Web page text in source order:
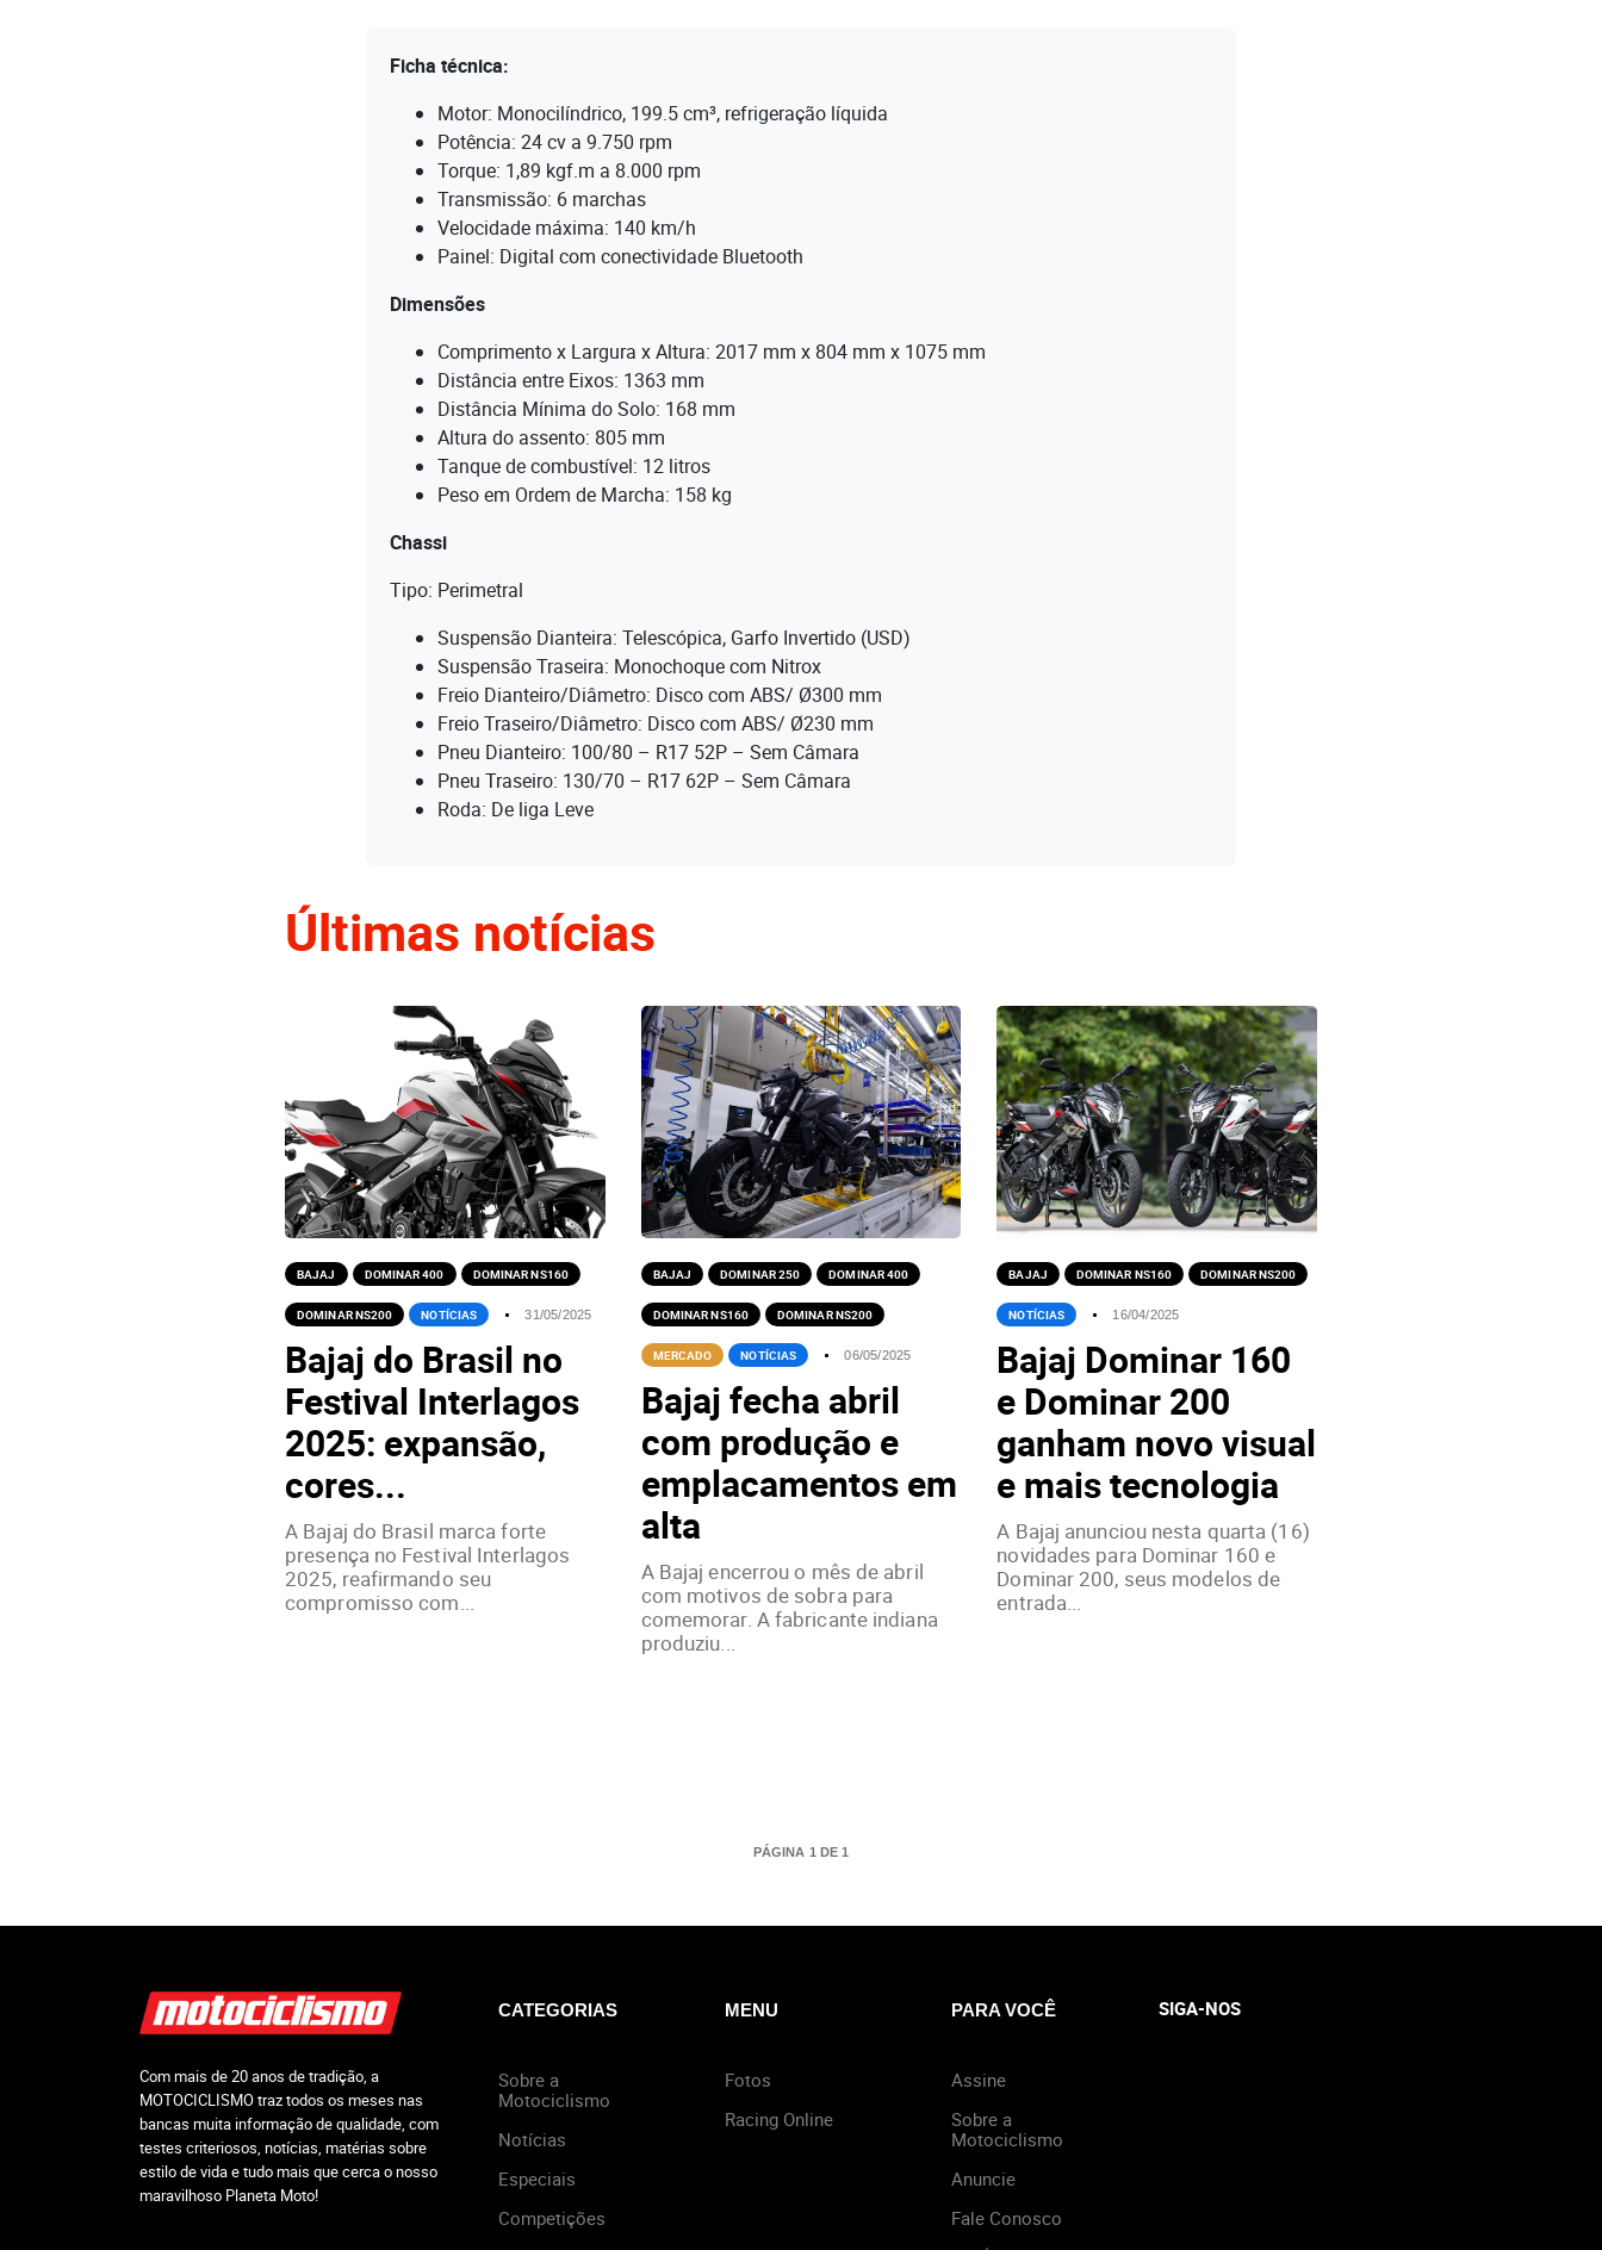
Ficha técnica:
Motor: Monocilíndrico, 199.5 cm³, refrigeração líquida
Potência: 24 cv a 9.750 rpm
Torque: 1,89 kgf.m a 8.000 rpm
Transmissão: 6 marchas
Velocidade máxima: 140 km/h
Painel: Digital com conectividade Bluetooth
Dimensões
Comprimento x Largura x Altura: 2017 mm x 804 mm x 1075 mm
Distância entre Eixos: 1363 mm
Distância Mínima do Solo: 168 mm
Altura do assento: 805 mm
Tanque de combustível: 12 litros
Peso em Ordem de Marcha: 158 kg
Chassi
Tipo: Perimetral
Suspensão Dianteira: Telescópica, Garfo Invertido (USD)
Suspensão Traseira: Monochoque com Nitrox
Freio Dianteiro/Diâmetro: Disco com ABS/ Ø300 mm
Freio Traseiro/Diâmetro: Disco com ABS/ Ø230 mm
Pneu Dianteiro: 100/80 – R17 52P – Sem Câmara
Pneu Traseiro: 130/70 – R17 62P – Sem Câmara
Roda: De liga Leve
Últimas notícias
BAJAJ DOMINAR 400 DOMINAR NS160
DOMINAR NS200 NOTÍCIAS 31/05/2025
Bajaj do Brasil no
Festival Interlagos
2025: expansão,
cores...
A Bajaj do Brasil marca forte
presença no Festival Interlagos
2025, reafirmando seu
compromisso com...
BAJAJ DOMINAR 250 DOMINAR 400
DOMINAR NS160 DOMINAR NS200
MERCADO NOTÍCIAS 06/05/2025
Bajaj fecha abril
com produção e
emplacamentos em
alta
A Bajaj encerrou o mês de abril
com motivos de sobra para
comemorar. A fabricante indiana
produziu...
BAJAJ DOMINAR NS160 DOMINAR NS200
NOTÍCIAS 16/04/2025
Bajaj Dominar 160
e Dominar 200
ganham novo visual
e mais tecnologia
A Bajaj anunciou nesta quarta (16)
novidades para Dominar 160 e
Dominar 200, seus modelos de
entrada...
PÁGINA 1 DE 1
Com mais de 20 anos de tradição, a
MOTOCICLISMO traz todos os meses nas
bancas muita informação de qualidade, com
testes criteriosos, notícias, matérias sobre
estilo de vida e tudo mais que cerca o nosso
maravilhoso Planeta Moto!
CATEGORIAS
Sobre a
Motociclismo
Notícias
Especiais
Competições
MENU
Fotos
Racing Online
PARA VOCÊ
Assine
Sobre a
Motociclismo
Anuncie
Fale Conosco
SIGA-NOS